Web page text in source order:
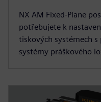
NX AM Fixed-Plane
potřebujete k
tiskových systémech
systémy práškového